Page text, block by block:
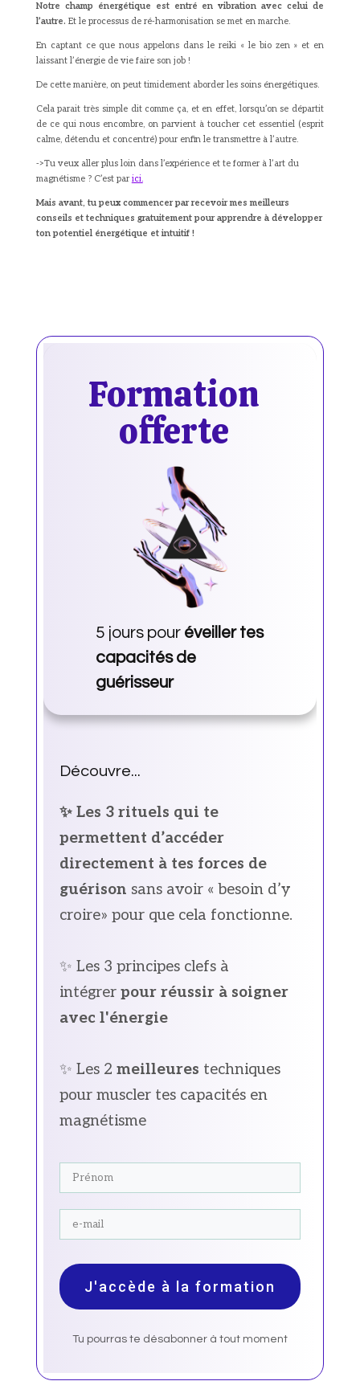
Notre champ énergétique est entré en vibration avec celui de
l’autre. Et le processus de ré-harmonisation se met en marche.
En captant ce que nous appelons dans le reiki « le bio zen » et en
laissant l’énergie de vie faire son job !
De cette manière, on peut timidement aborder les soins énergétiques.
Cela parait très simple dit comme ça, et en effet, lorsqu’on se départit
de ce qui nous encombre, on parvient à toucher cet essentiel (esprit
calme, détendu et concentré) pour enfin le transmettre à l’autre.
->Tu veux aller plus loin dans l’expérience et te former à l’art du
magnétisme ? C’est parici.
Mais avant, tu peux commencer par recevoir mes meilleurs
conseils et techniques gratuitement pour apprendre à développer
ton potentiel énergétique et intuitif !
Formation
offerte
5 jours pour éveiller tes
capacités de
guérisseur
Découvre...
✨ Les 3 rituels qui te
permettent d’accéder
directement à tes forces de
guérison sans avoir « besoin d’y
croire» pour que cela fonctionne.
✨ Les 3 principes clefs à
intégrerpour réussir à soigner
avec l'énergie
✨ Les 2 meilleures techniques
pour muscler tes capacités en
magnétisme
J'accède à la formation
Tu pourras te désabonner à tout moment